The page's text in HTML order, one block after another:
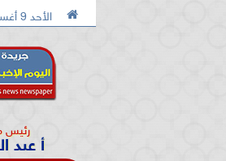
 الأحد 9 أغسطس 2026
الدكتور محمد الصريدي يكشف المخطط
رئيس
أ عبد